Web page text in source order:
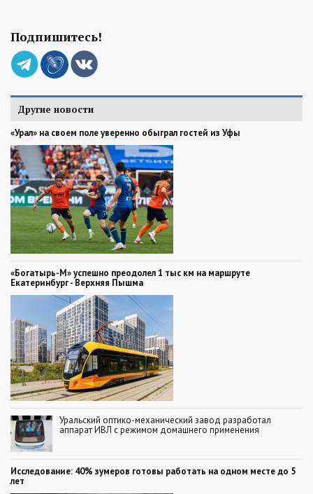
Подпишитесь!
Другие новости
«Урал» на своем поле уверенно обыграл гостей из Уфы
«Богатырь-М» успешно преодолел 1 тыс км на маршруте
Екатеринбург - Верхняя Пышма
Уральский оптико-механический завод разработал
аппарат ИВЛ с режимом домашнего применения
Исследование: 40% зумеров готовы работать на одном месте до 5
лет